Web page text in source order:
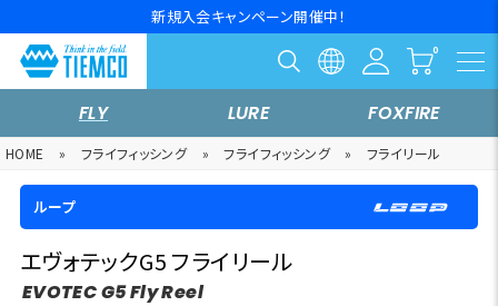
新規入会キャンペーン開催中！
FLY LURE FOXFIRE
HOME » フライフィッシング » フライフィッシング » フライリール
ループ
エヴォテックG5 フライリール
EVOTEC G5 Fly Reel